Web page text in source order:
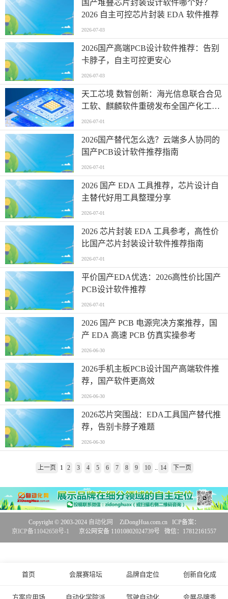
国产堆叠芯片封装设计软件哪个好？
2026 自主可控芯片封装 EDA 软件推荐
2026-07-03
2026国产高端PCB设计软件推荐：告别
卡脖子，自主可控更安心
2026-07-03
天工芯境 数智创新：海光信息联合合见
工软、麒麟软件重磅发布全国产化工业
设计一体机方案
2026-07-01
2026国产替代怎么选？云端多人协同的
国产PCB设计软件推荐指南
2026-07-01
2026 国产 EDA 工具推荐，芯片设计自
主替代好用工具整理分享
2026-07-01
2026 芯片封装 EDA 工具参考，高性价
比国产芯片封装设计软件推荐指南
2026-07-01
平价国产EDA优选：2026高性价比国产
PCB设计软件推荐
2026-07-01
2026 国产 PCB 电源完决方案推荐，国
产 EDA 高速 PCB 仿真实操参考
2026-06-30
2026手机主板PCB设计国产高端软件推
荐，国产软件更高效
2026-06-30
2026芯片突围战：EDA工具国产替代推
荐，告别卡脖子难题
2026-06-30
上一页 1 2 3 4 5 6 7 8 9 10 14 下一页
首页 会展赛培坛 品牌自定位 创新自化成
方案应用场 自动化学院派 驾驶自动化 会展品牌秀
Copyright © 2003-2024 自动化网
ZiDongHua.com.cn ICP备案：
京ICP备11042658号-1
京公网安备 11010802024739号 微信：17812161557